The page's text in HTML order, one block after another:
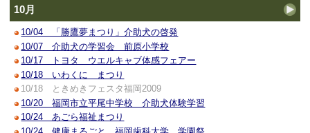
10月
10/04 「勝鷹夢まつり」介助犬の啓発
10/07 介助犬の学習会 前原小学校
10/17 トヨタ ウエルキャブ体感フェアー
10/18 いわくに まつり
10/18 ときめきフェスタ福岡2009
10/20 福岡市立平尾中学校 介助犬体験学習
10/24 あごら福祉まつり